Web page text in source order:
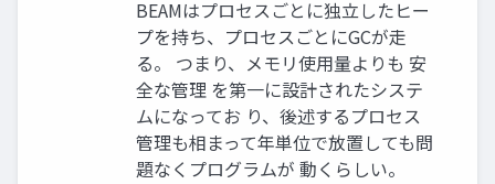
BEAMはプロセスごとに独立したヒー
プを持ち、プロセスごとにGCが走
る。 つまり、メモリ使用量よりも 安
全な管理 を第一に設計されたシステ
ムになってお り、後述するプロセス
管理も相まって年単位で放置しても問
題なくプログラムが 動くらしい。